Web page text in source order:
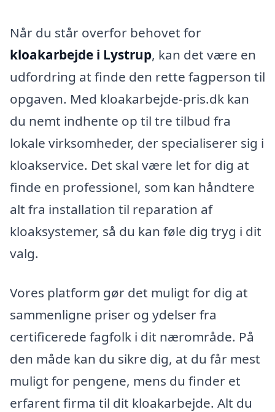
Når du står overfor behovet for
kloakarbejde i Lystrup, kan det være en
udfordring at finde den rette fagperson til
opgaven. Med kloakarbejde-pris.dk kan
du nemt indhente op til tre tilbud fra
lokale virksomheder, der specialiserer sig i
kloakservice. Det skal være let for dig at
finde en professionel, som kan håndtere
alt fra installation til reparation af
kloaksystemer, så du kan føle dig tryg i dit
valg.
Vores platform gør det muligt for dig at
sammenligne priser og ydelser fra
certificerede fagfolk i dit nærområde. På
den måde kan du sikre dig, at du får mest
muligt for pengene, mens du finder et
erfarent firma til dit kloakarbejde. Alt du